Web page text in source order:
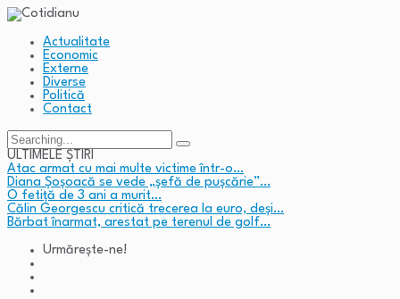
Actualitate
Economic
Externe
Diverse
Politică
Contact
Search
for:
ULTIMELE ȘTIRI
Atac armat cu mai multe victime într-o…
Diana Șoșoacă se vede „șefă de pușcărie”…
O fetiță de 3 ani a murit…
Călin Georgescu critică trecerea la euro, deși…
Bărbat înarmat, arestat pe terenul de golf…
Urmărește-ne!